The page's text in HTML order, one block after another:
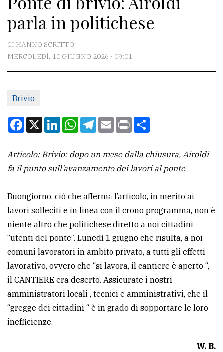
Associazioni
Meteo
redazione
Scrivici
la
tua
CERCA
Cerca
per
comune
Ricerca
avanzata
parla in politichese
CI HANNO SCRITTO
MERCOLEDÌ, 10 GIUGNO 2026 - 09:01
Brivio
Facebook
X LinkedInWhatsApp
Telegram
EmailPrint
Articolo: Brivio: dopo un mese dalla chiusura, Airoldi
fa il punto sull’avanzamento dei lavori al ponte
Buongiorno, ciò che afferma l’articolo, in merito ai
lavori solleciti e in linea con il crono programma, non è
niente altro che politichese diretto a noi cittadini
“utenti del ponte”. Lunedì 1 giugno che risulta, a noi
comuni lavoratori in ambito privato, a tutti gli effetti
lavorativo, ovvero che “si lavora, il cantiere è aperto “,
il CANTIERE era deserto. Assicurate i nostri
amministratori locali , tecnici e amministrativi, che il
“gregge dei cittadini “ è in grado di sopportare le loro
inefficienze.
W. B.